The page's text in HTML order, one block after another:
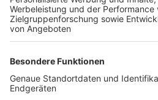
TOP-PARTNER